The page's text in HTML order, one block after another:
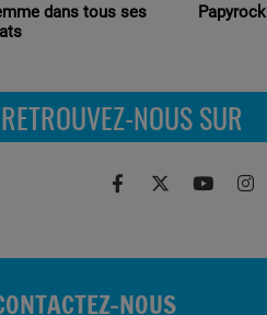
dans tous ses
Papyrock
RETROUVEZ-NOUS SUR
NOUS